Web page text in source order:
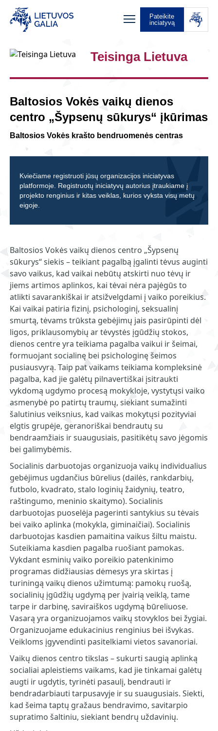
Pateikite
inciatyvą
Teisinga Lietuva
Baltosios Vokės vaikų dienos
centro „Šypsenų sūkurys“ įkūrimas
Baltosios Vokės krašto bendruomenės centras
Kviečiame registruoti jūsų organizacijos iniciatyvas
platformoje. Registruotų iniciatyvų autorius įtraukiame į
projekto renginius ir kitas veiklas, kurios vyksta visų metų
eigoje.
Baltosios Vokės vaikų dienos centro „Šypsenų
sūkurys“ siekis – teikiant pagalbą įgalinti tėvus auginti
savo vaikus, kad vaikai nebūtų atskirti nuo tėvų ir
jiems artimos aplinkos, kai tėvai nėra pajėgūs to
atlikti savarankiškai ir atsižvelgdami į vaiko poreikius.
Kai vaikai patiria fizinį, psichologinį, seksualinį
smurtą, tėvams trūksta gebėjimų jais pasirūpinti dėl
ligos, priklausomybių ar tėvystės įgūdžių stokos,
dienos centre yra teikiama pagalba vaikui ir šeimai,
formuojant socialinę bei psichologinę šeimos
pusiausvyrą. Taip pat vaikams teikiama kompleksinė
pagalba, kad jie galėtų pilnavertiškai įsitraukti
vykdomą ugdymo procesą mokykloje, vystytųsi vaiko
asmenybė po patirtų traumų, siekiant sumažinti
šalutinius veiksnius, kad vaikas mokytųsi pozityviai
elgtis grupėje, geranoriškai bendrautų su
bendraamžiais ir suaugusiais, pasitikėtų savo jėgomis
bei galimybėmis.
Socialinis darbuotojas organizuoja vaikų individualius
gebėjimus ugdančius būrelius (dailės, rankdarbių,
futbolo, kvadrato, stalo loginių žaidynių, teatro,
raštingumo, meninio skaitymo). Socialinis
darbuotojas puoselėja pagerinti santykius su tėvais
bei vaiko aplinka (mokykla, giminaičiai). Socialinis
darbuotojas kasdien pamaitina vaikus šiltu maistu.
Suteikiama kasdien pagalba ruošiant pamokas.
Vykdant esminių vaiko poreikio patenkinimo
programas didžiausias dėmesys yra skirtas į
turiningą vaikų dienos užimtumą: pamokų ruošą,
socialinių įgūdžių ugdymą per įvairią veiklą, tame
tarpe ir darbinę, saviraiškos ugdymą būreliuose.
Vasarą yra organizuojamos vaikų stovyklos bei žygiai.
Organizuojame edukacinius renginius bei išvykas.
Veikloms įgyvendinti pasitelkiami vietos savanoriai.
Vaikų dienos centro tikslas – sukurti saugią aplinką
socialiai apleistiems vaikams, kad jie tinkamai galėtų
augti ir ugdytis, tyrinėti pasaulį, bendrauti ir
bendradarbiauti tarpusavyje ir su suaugusiais. Siekti,
kad šeima taptų gražaus bendravimo, savitarpio
supratimo šaltiniu, siekiant bendrų uždavinių.